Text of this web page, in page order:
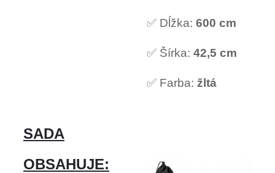
✅ Dĺžka: 600 cm
✅ Šírka: 42,5 cm
✅ Farba: žltá
SADA
OBSAHUJE: